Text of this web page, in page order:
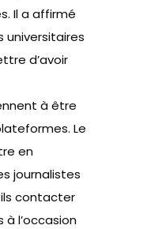
Il a affirmé
universitaires
d’avoir
à être
Le
en
journalistes
contacter
l’occasion